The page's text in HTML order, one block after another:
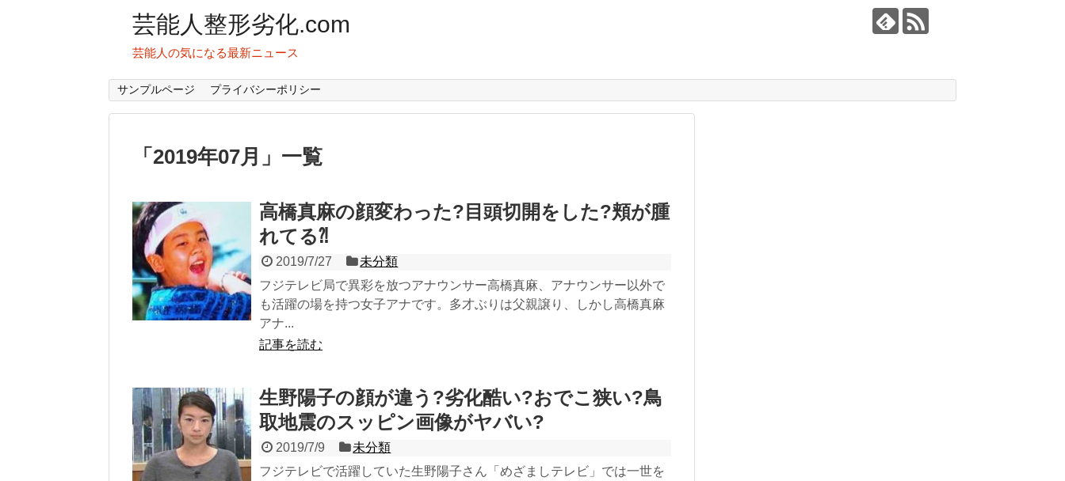
芸能人整形劣化.com
芸能人の気になる最新ニュース
サンプルページ プライバシーポリシー
「 2019年07月 」 一覧
高橋真麻の顔変わった?目頭切開をした?頬が腫
れてる⁈
2019/7/27
未分類
フジテレビ局で異彩を放つアナウンサー高橋真麻、アナウンサー以外で
も活躍の場を持つ女子アナです。多才ぶりは父親譲り、しかし高橋真麻
アナ...
記事を読む
生野陽子の顔が違う?劣化酷い?おでこ狭い?鳥
取地震のスッピン画像がヤバい?
2019/7/9
未分類
フジテレビで活躍していた生野陽子さん「めざましテレビ」では一世を